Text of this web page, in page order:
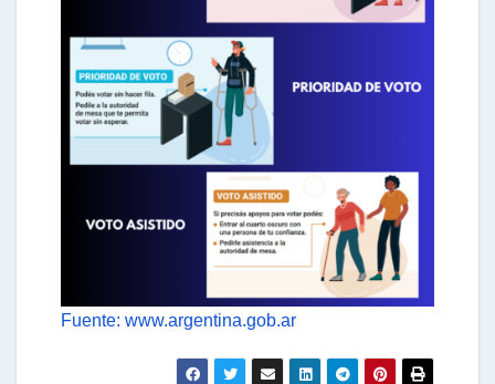
Fuente: www.argentina.gob.ar